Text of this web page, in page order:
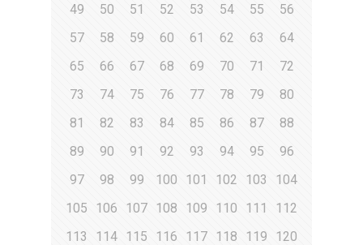
49
50 51 52 53 54 55
56
57
58 59 60 61 62 63
64
65
66 67 68 69 70 71
72
73
74 75 76 77 78 79
80
81
82 83 84 85 86 87
88
89
90 91 92 93 94 95
96
97
98 99 100 101 102 103
104
105
106 107 108 109 110 111
112
113
114 115 116 117 118 119
120